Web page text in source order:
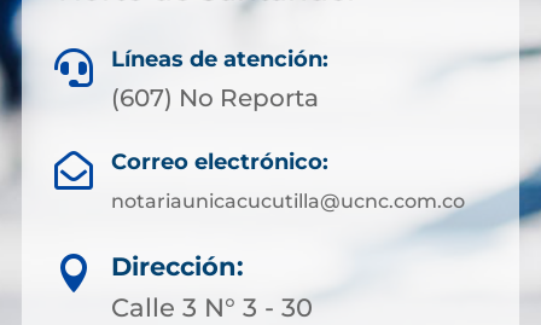
 Líneas de atención:
(607) No Reporta
 Correo electrónico:
notariaunicacucutilla@ucnc.com.co

Dirección:
Calle 3 N° 3 - 30